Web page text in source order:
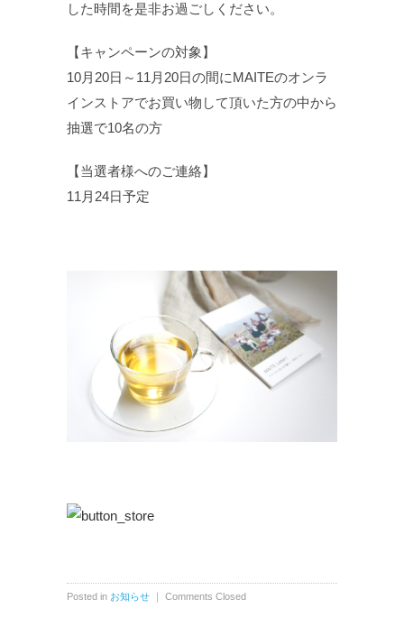
した時間を是非お過ごしください。
【キャンペーンの対象】
10月20日～11月20日の間にMAITEのオンラ
インストアでお買い物して頂いた方の中から
抽選で10名の方
【当選者様へのご連絡】
11月24日予定
Posted in お知らせ ｜ Comments Closed